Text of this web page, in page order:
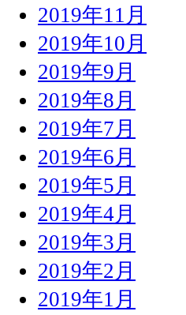
2019年11月
2019年10月
2019年9月
2019年8月
2019年7月
2019年6月
2019年5月
2019年4月
2019年3月
2019年2月
2019年1月